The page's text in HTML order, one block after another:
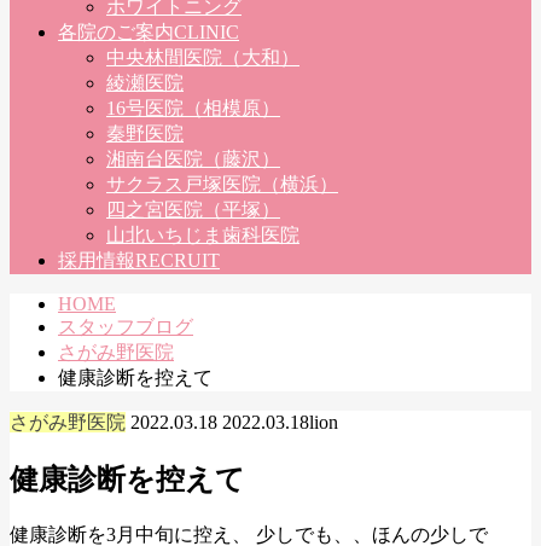
ホワイトニング
各院のご案内CLINIC
中央林間医院（大和）
綾瀬医院
16号医院（相模原）
秦野医院
湘南台医院（藤沢）
サクラス戸塚医院（横浜）
四之宮医院（平塚）
山北いちじま歯科医院
採用情報RECRUIT
HOME
スタッフブログ
さがみ野医院
健康診断を控えて
さがみ野医院 2022.03.18 2022.03.18lion
健康診断を控えて
健康診断を3月中旬に控え、 少しでも、、ほんの少しで